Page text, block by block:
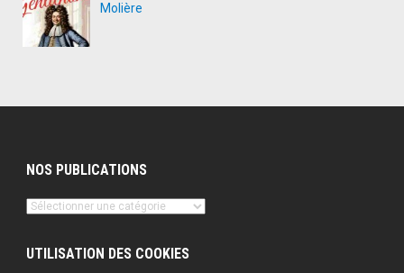
Molière
NOS PUBLICATIONS
Nos
UTILISATION DES COOKIES